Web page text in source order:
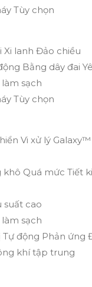
Tùy chọn
Xi lanh Đảo chiều
Bằng dây đai
sạch
Tùy chọn
Vi xử lý
khô Quá mức Tiết
suất cao
sạch
động Phản ứng
khí tập trung